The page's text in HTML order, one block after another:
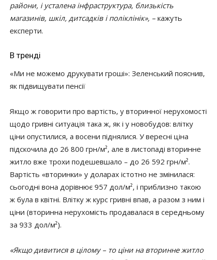
райони, і усталена інфраструктура, близькість
магазинів, шкіл, дитсадків і поліклінік», – кажуть
експерти.
В тренді
«Ми не можемо друкувати гроші»: Зеленський пояснив,
як підвищувати пенсії
Якщо ж говорити про вартість, у вторинної нерухомості
щодо гривні ситуація така ж, як і у новобудов: влітку
ціни опустилися, а восени піднялися. У вересні ціна
підскочила до 26 800 грн/м², але в листопаді вторинне
житло вже трохи подешевшало – до 26 592 грн/м².
Вартість «вторинки» у доларах істотно не змінилася:
сьогодні вона дорівнює 957 дол/м², і приблизно такою
ж була в квітні. Влітку ж курс гривні впав, а разом з ним і
ціни (вторинна нерухомість продавалася в середньому
за 933 дол/м²).
«Якщо дивитися в цілому – то ціни на вторинне житло